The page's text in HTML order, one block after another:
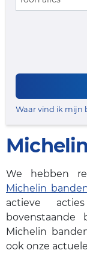
Waar vind ik mijn
We hebben
Michelin
actieve
bovenstaande
Michelin
ook onze